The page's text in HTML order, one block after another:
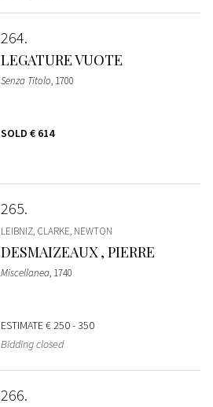
264
LEGATURE VUOTE
Senza Titolo, 1700
SOLD € 614
265
LEIBNIZ, CLARKE, NEWTON
DESMAIZEAUX , PIERRE
Miscellanea, 1740
ESTIMATE€ 250 - 350
Bidding closed
266